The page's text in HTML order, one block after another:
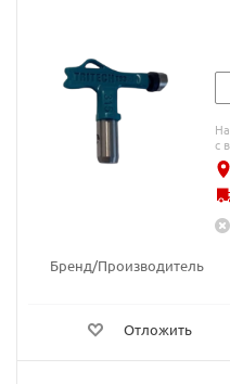
Бренд/Производитель
Отложить
с